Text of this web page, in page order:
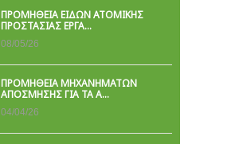
ΠΡΟΜΉΘΕΙΑ ΕΙΔΏΝ ΑΤΟΜΙΚΉΣ
ΠΡΟΣΤΑΣΊΑΣ ΕΡΓΑ…
08/05/26
ΠΡΟΜΗΘΕΙΑ ΜΗΧΑΝΗΜΑΤΩΝ
ΑΠΟΣΜΗΣΗΣ ΓΙΑ ΤΑ Α…
04/04/26